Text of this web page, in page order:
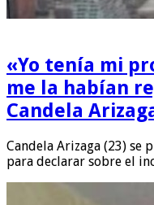
«Yo tenía mi
me la habían
Candela
Candela Arizaga (23) se
para declarar sobre el